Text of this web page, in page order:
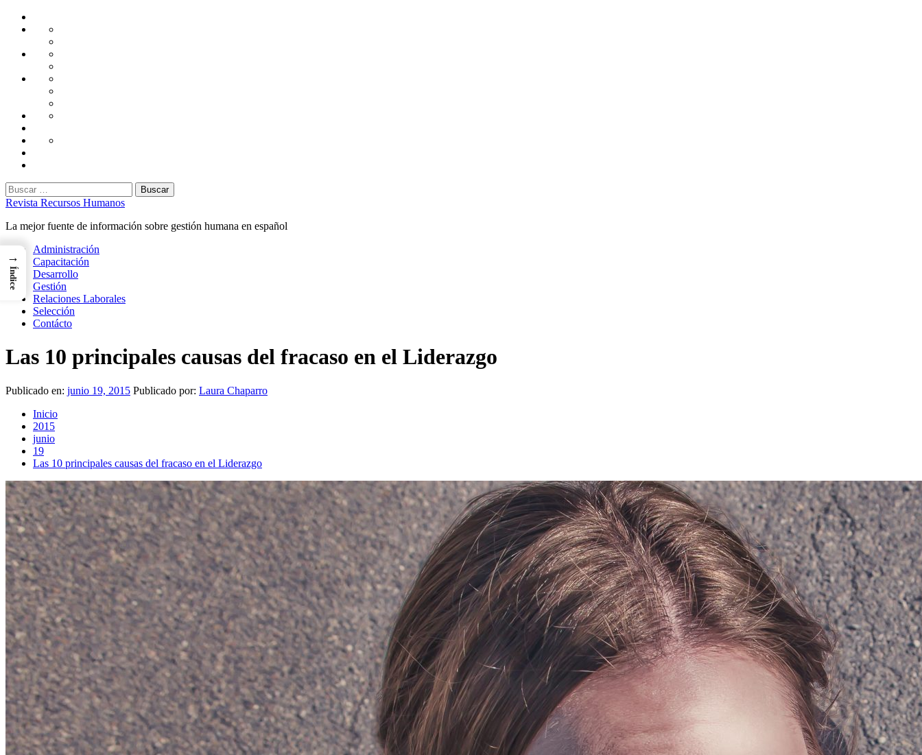
Saltar
Administración
Capacitación
Desarrollo
Gestión
Laborales
Selección
Buscar:
Revista Recursos Humanos
La mejor fuente de información sobre gestión humana en español
Menú
principal
Administración
Capacitación
Desarrollo
Gestión
Relaciones Laborales
Selección
Contácto
Las 10 principales causas del fracaso en el Liderazgo
Publicado en: junio 19, 2015 Publicado por: Laura Chaparro
Inicio
2015
junio
19
Las 10 principales causas del fracaso en el Liderazgo
→
Índice